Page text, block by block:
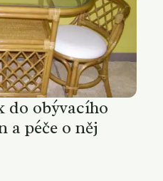
do obývacího
a péče o něj